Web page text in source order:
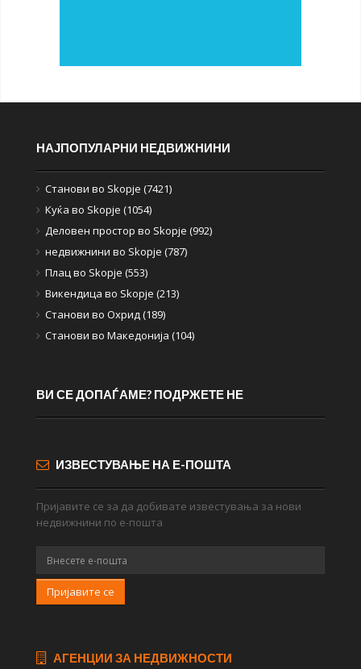
НАЈПОПУЛАРНИ НЕДВИЖНИНИ
Станови во Skopje (7421)
Куќа во Skopje (1054)
Деловен простор во Skopje (992)
недвижнини во Skopje (787)
Плац во Skopje (553)
Викендица во Skopje (213)
Станови во Охрид (189)
Станови во Македонија (104)
ВИ СЕ ДОПАЃАМЕ? ПОДРЖЕТЕ НЕ
ИЗВЕСТУВАЊЕ НА Е-ПОШТА
Пријавите се за да добивате известувања за нови
недвижнини по е-пошта
Пријавите се
АГЕНЦИИ ЗА НЕДВИЖНОСТИ